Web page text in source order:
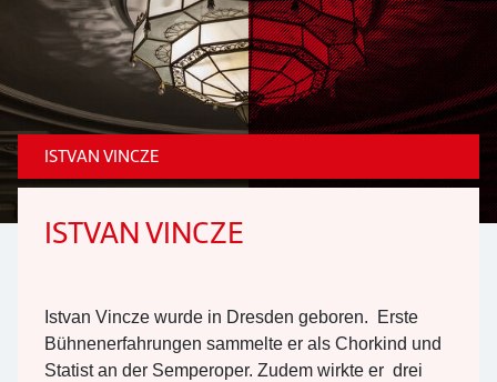
ISTVAN VINCZE
ISTVAN VINCZE
Istvan Vincze wurde in Dresden geboren. Erste
Bühnenerfahrungen sammelte er als Chorkind und
Statist an der Semperoper. Zudem wirkte er drei